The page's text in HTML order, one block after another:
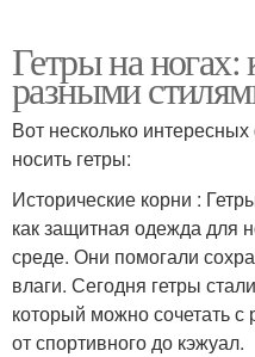
Гетры на ногах:
разными
Вот несколько
носить гетры:
Исторические корни :
как защитная одежда для
среде. Они помогали
влаги. Сегодня гетры
который можно сочетать
от спортивного до кэжуал.